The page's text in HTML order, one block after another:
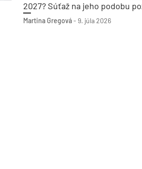
2027? Súťaž na jeho podobu
Martina Gregová- 9. júla 2026